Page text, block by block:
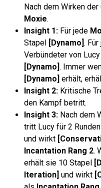
Nach dem Wirken
Moxie.
Insight 1: Für jede
Stapel [Dynamo].
Verbündeter von
[Dynamo]. Immer
[Dynamo] erhält,
Insight 2: Kritische
den Kampf betritt.
Insight 3: Nach dem
tritt Lucy für 2
und wirkt
Incantation Rang 2.
erhält sie 10 Stapel
Iteration] und wirkt